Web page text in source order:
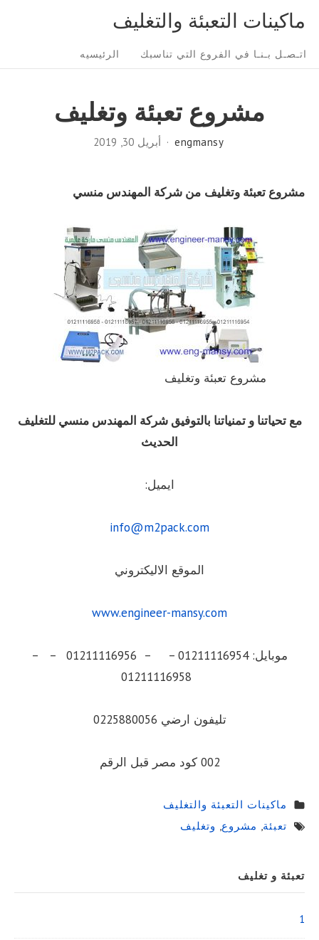
content
ماكينات التعبئة والتغليف
Site
Navigation
اتـصـل بـنـا في الفروع التي تناسبك الرئيسيه
مشروع تعبئة وتغليف
engmansy أبريل 30, 2019
مشروع تعبئة وتغليف من شركة المهندس منسي
مشروع تعبئة وتغليف
مع تحياتنا و تمنياتنا بالتوفيق شركة المهندس منسي للتغليف
الحديث
ايميل:
info@m2pack.com
الموقع الاليكتروني
www.engineer-mansy.com
موبايل: 01211116954 – – 01211116956 – –
تليفون ارضي 0225880056
002 كود مصر قبل الرقم
ماكينات التعبئة والتغليف
تعبئة, مشروع, وتغليف
Sidebar
Widget
Area
تعبئة و تغليف
1